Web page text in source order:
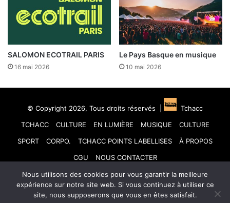
SALOMON ECOTRAIL PARIS
16 mai 2026
Le Pays Basque en musique
10 mai 2026
© Copyright 2026, Tous droits réservés |
Tchacc
TCHACC
CULTURE EN LUMIÈRE MUSIQUE
CULTURE
SPORT
CORPO. TCHACC POINTS LABELLISES
À PROPOS
CGU
NOUS CONTACTER
Facebook
X LinkedinYouTubeInstagram
TikTok
Nous utilisons des cookies pour vous garantir la meilleure
expérience sur notre site web. Si vous continuez à utiliser ce
site, nous supposerons que vous en êtes satisfait.